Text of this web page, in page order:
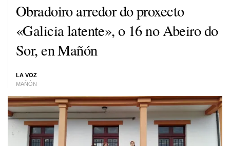
Obradoiro arredor do proxecto
«Galicia latente», o 16 no Abeiro do
Sor, en Mañón
LA VOZ
MAÑÓN